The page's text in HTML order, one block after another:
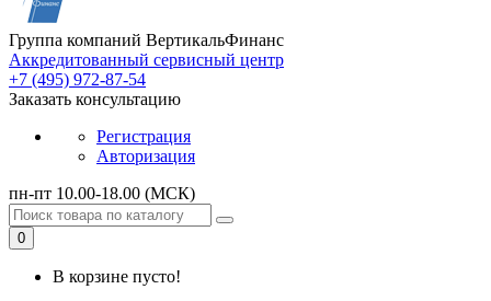
Группа компаний ВертикальФинанс
Аккредитованный сервисный центр
+7 (495) 972-87-54
Заказать консультацию
Регистрация
Авторизация
пн-пт 10.00-18.00 (МСК)
0
В корзине пусто!